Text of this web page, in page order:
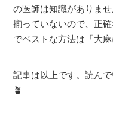
の医師は知識がありま
揃っていないので、正
でベストな方法は「大
記事は以上です。読ん
🪴